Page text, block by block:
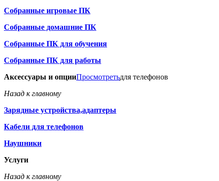
Собранные игровые ПК
Собранные домашние ПК
Собранные ПК для обучения
Собранные ПК для работы
Аксессуары и опцииПросмотретьдля телефонов
Назад к главному
Зарядные устройства,адаптеры
Кабели для телефонов
Наушники
Услуги
Назад к главному